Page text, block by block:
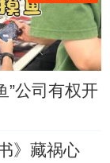
”公司有权开
》藏祸心